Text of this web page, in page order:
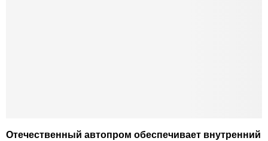
Отечественный автопром обеспечивает внутренний